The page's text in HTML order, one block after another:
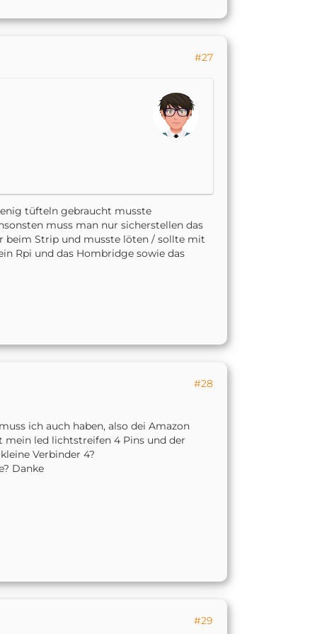
#27
tüfteln gebraucht musste
muss man nur sicherstellen das
beim Strip und musste löten / sollte mit
Rpi und das Hombridge sowie das
#28
ich auch haben, also dei Amazon
mein led lichtstreifen 4 Pins und der
Verbinder 4?
Danke
#29